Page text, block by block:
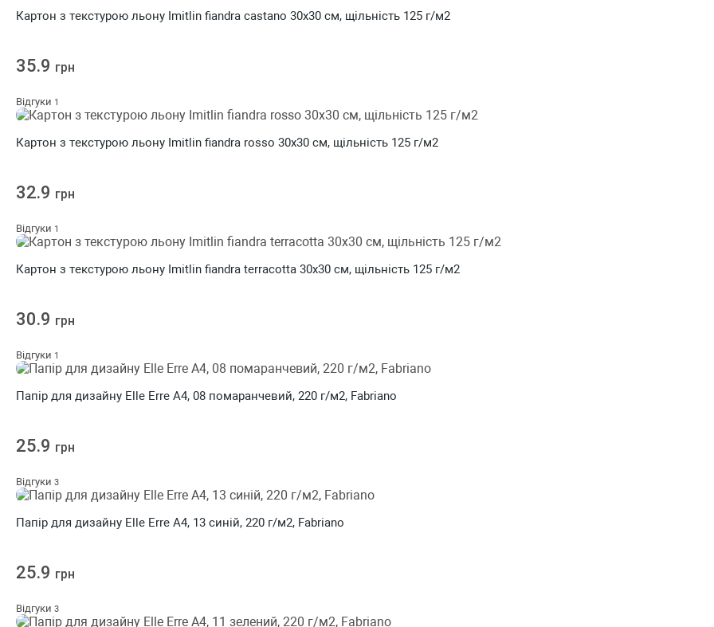
Картон з текстурою льону Imitlin fiandra castano 30х30 см, щільність 125 г/м2
35.9 грн
Відгуки 1
Картон з текстурою льону Imitlin fiandra rosso 30х30 см, щільність 125 г/м2
32.9 грн
Відгуки 1
Картон з текстурою льону Imitlin fiandra terracotta 30х30 см, щільність 125 г/м2
30.9 грн
Відгуки 1
Папір для дизайну Elle Erre A4, 08 помаранчевий, 220 г/м2, Fabriano
25.9 грн
Відгуки 3
Папір для дизайну Elle Erre A4, 13 синій, 220 г/м2, Fabriano
25.9 грн
Відгуки 3